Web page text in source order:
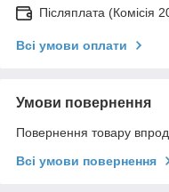
Післяплата (Комісія
Всі умови оплати
Умови повернення
Повернення товару
Всі умови повернення